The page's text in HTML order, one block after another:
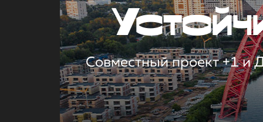
Совместный проект +1 и